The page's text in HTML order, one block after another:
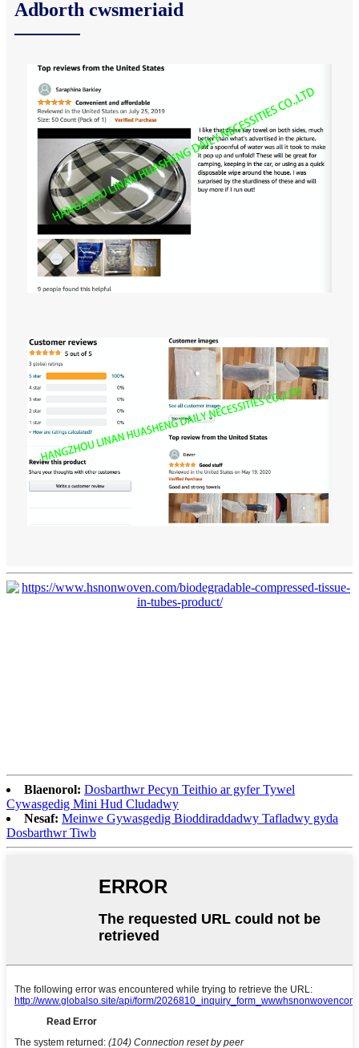
Adborth cwsmeriaid
Blaenorol: Dosbarthwr Pecyn Teithio ar gyfer Tywel
Cywasgedig Mini Hud Cludadwy
Nesaf: Meinwe Gywasgedig Bioddiraddadwy Tafladwy gyda
Dosbarthwr Tiwb